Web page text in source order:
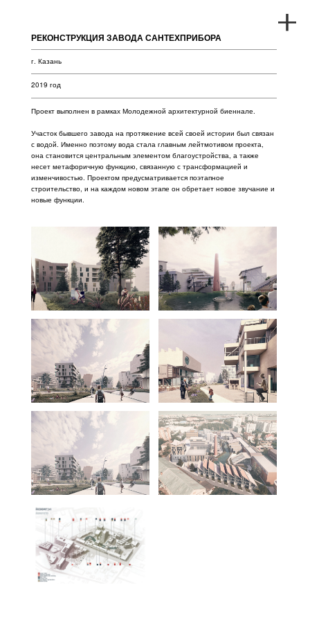
г. Казань
Проект выполнен в рамках Молодежной архитектурной биеннале.
Участок бывшего завода на протяжение всей своей истории был связан
с водой. Именно поэтому вода стала главным лейтмотивом проекта,
несет метафоричную функцию, связанную с трансформацией и
изменчивостью. Проектом предусматривается поэтапное
строительство, и на каждом новом этапе он обретает новое звучание и
новые функции.